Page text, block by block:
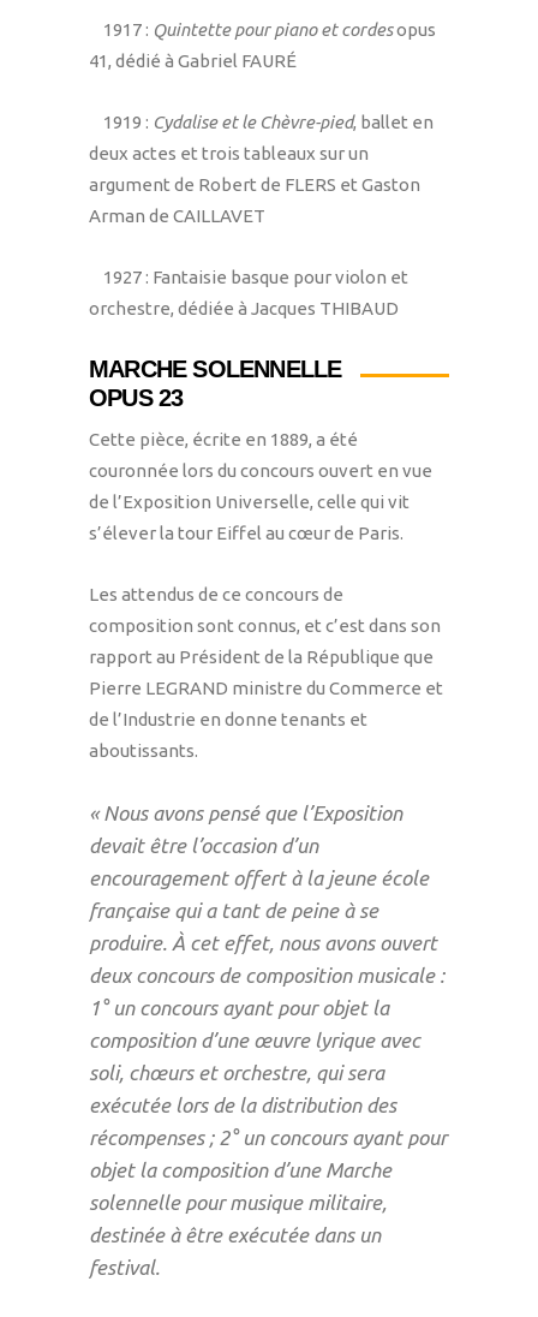
1917 : Quintette pour piano et cordesopus
41, dédié à Gabriel FAURÉ
1919 : Cydalise et le Chèvre-pied, ballet en
deux actes et trois tableaux sur un
argument de Robert de FLERS et Gaston
Arman de CAILLAVET
1927 : Fantaisie basque pour violon et
orchestre, dédiée à Jacques THIBAUD
MARCHE SOLENNELLE
OPUS 23
Cette pièce, écrite en 1889, a été
couronnée lors du concours ouvert en vue
de l’Exposition Universelle, celle qui vit
s’élever la tour Eiffel au cœur de Paris.
Les attendus de ce concours de
composition sont connus, et c’est dans son
rapport au Président de la République que
Pierre LEGRAND ministre du Commerce et
de l’Industrie en donne tenants et
aboutissants.
« Nous avons pensé que l’Exposition
devait être l’occasion d’un
encouragement offert à la jeune école
française qui a tant de peine à se
produire. À cet effet, nous avons ouvert
deux concours de composition musicale :
1° un concours ayant pour objet la
composition d’une œuvre lyrique avec
soli, chœurs et orchestre, qui sera
exécutée lors de la distribution des
récompenses ; 2° un concours ayant pour
objet la composition d’une Marche
solennelle pour musique militaire,
destinée à être exécutée dans un
festival.